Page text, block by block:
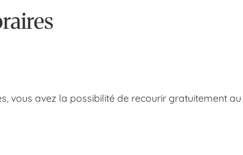
vous avez la possibilité de recourir gratuitement au